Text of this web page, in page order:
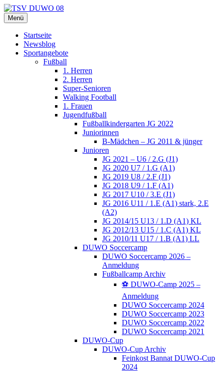
Zum
Inhalt
springen
TSV DUWO 08
Hamburg Sportverein Ohlstedt
Menü
Startseite
Newsblog
Sportangebote
Fußball
1. Herren
2. Herren
Super-Senioren
Walking Football
1. Frauen
Jugendfußball
Fußballkindergarten JG 2022
Juniorinnen
B-Mädchen – JG 2011 & jünger
Junioren
JG 2021 – U6 / 2.G (J1)
JG 2020 U7 / 1.G (A1)
JG 2019 U8 / 2.F (J1)
JG 2018 U9 / 1.F (A1)
JG 2017 U10 / 3.E (J1)
JG 2016 U11 / 1.E (A1) stark, 2.E
(A2)
JG 2014/15 U13 / 1.D (A1) KL
JG 2012/13 U15 / 1.C (A1) KL
JG 2010/11 U17 / 1.B (A1) LL
DUWO Soccercamp
DUWO Soccercamp 2026 –
Anmeldung
Fußballcamp Archiv
⚽️ DUWO-Camp 2025 –
Anmeldung
DUWO Soccercamp 2024
DUWO Soccercamp 2023
DUWO Soccercamp 2022
DUWO Soccercamp 2021
DUWO-Cup
DUWO-Cup Archiv
Feinkost Bannat DUWO-Cup
2024